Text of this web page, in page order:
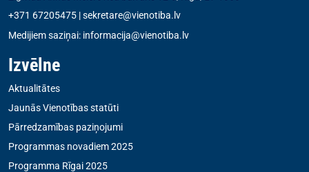
+371 67205475 |sekretare@vienotiba.lv
Medijiem saziņai: informacija@vienotiba.lv
Izvēlne
Aktualitātes
Jaunās Vienotības statūti
Pārredzamības paziņojumi
Programmas novadiem 2025
Programma Rīgai 2025